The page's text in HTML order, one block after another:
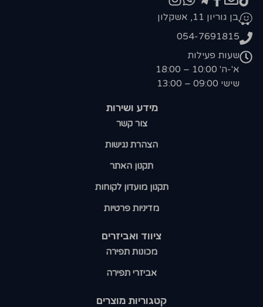
קטגוריות מוצרים​
ציווד ואביזרים
מכונות תפירה
אביזרי תפירה
מידע ושירות
צור קשר
הצהרת נגישות
תקנון האתר
תקנון מועדון לקוחות
מדיניות פרטיות
בן גוריון 11, אשקלון
054-7691815
שעות פעילות
א'-ה' 10:00 – 18:00
שישי 09:00 – 13:00